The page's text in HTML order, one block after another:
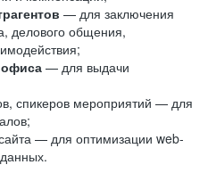
— для заключения
делового общения,
офиса — для выдачи
спикеров мероприятий — для
— для оптимизации web-